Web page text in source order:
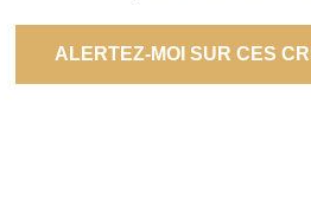
ALERTEZ-MOI SUR CES